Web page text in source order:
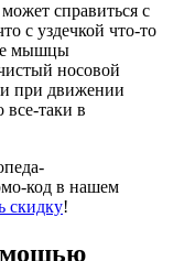
справиться с
с уздечкой что-то
мышцы
носовой
при движении
все-таки в
код в нашем
скидку!